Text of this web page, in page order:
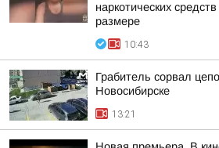
наркотических
размере
10:43
Грабитель сорвал
Новосибирске
13:21